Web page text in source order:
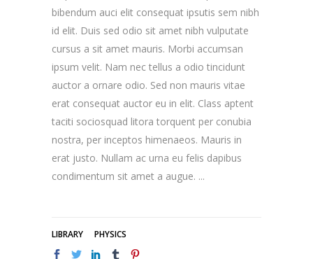
bibendum auci elit consequat ipsutis sem nibh
id elit. Duis sed odio sit amet nibh vulputate
cursus a sit amet mauris. Morbi accumsan
ipsum velit. Nam nec tellus a odio tincidunt
auctor a ornare odio. Sed non mauris vitae
erat consequat auctor eu in elit. Class aptent
taciti sociosquad litora torquent per conubia
nostra, per inceptos himenaeos. Mauris in
erat justo. Nullam ac urna eu felis dapibus
condimentum sit amet a augue.
LIBRARY PHYSICS